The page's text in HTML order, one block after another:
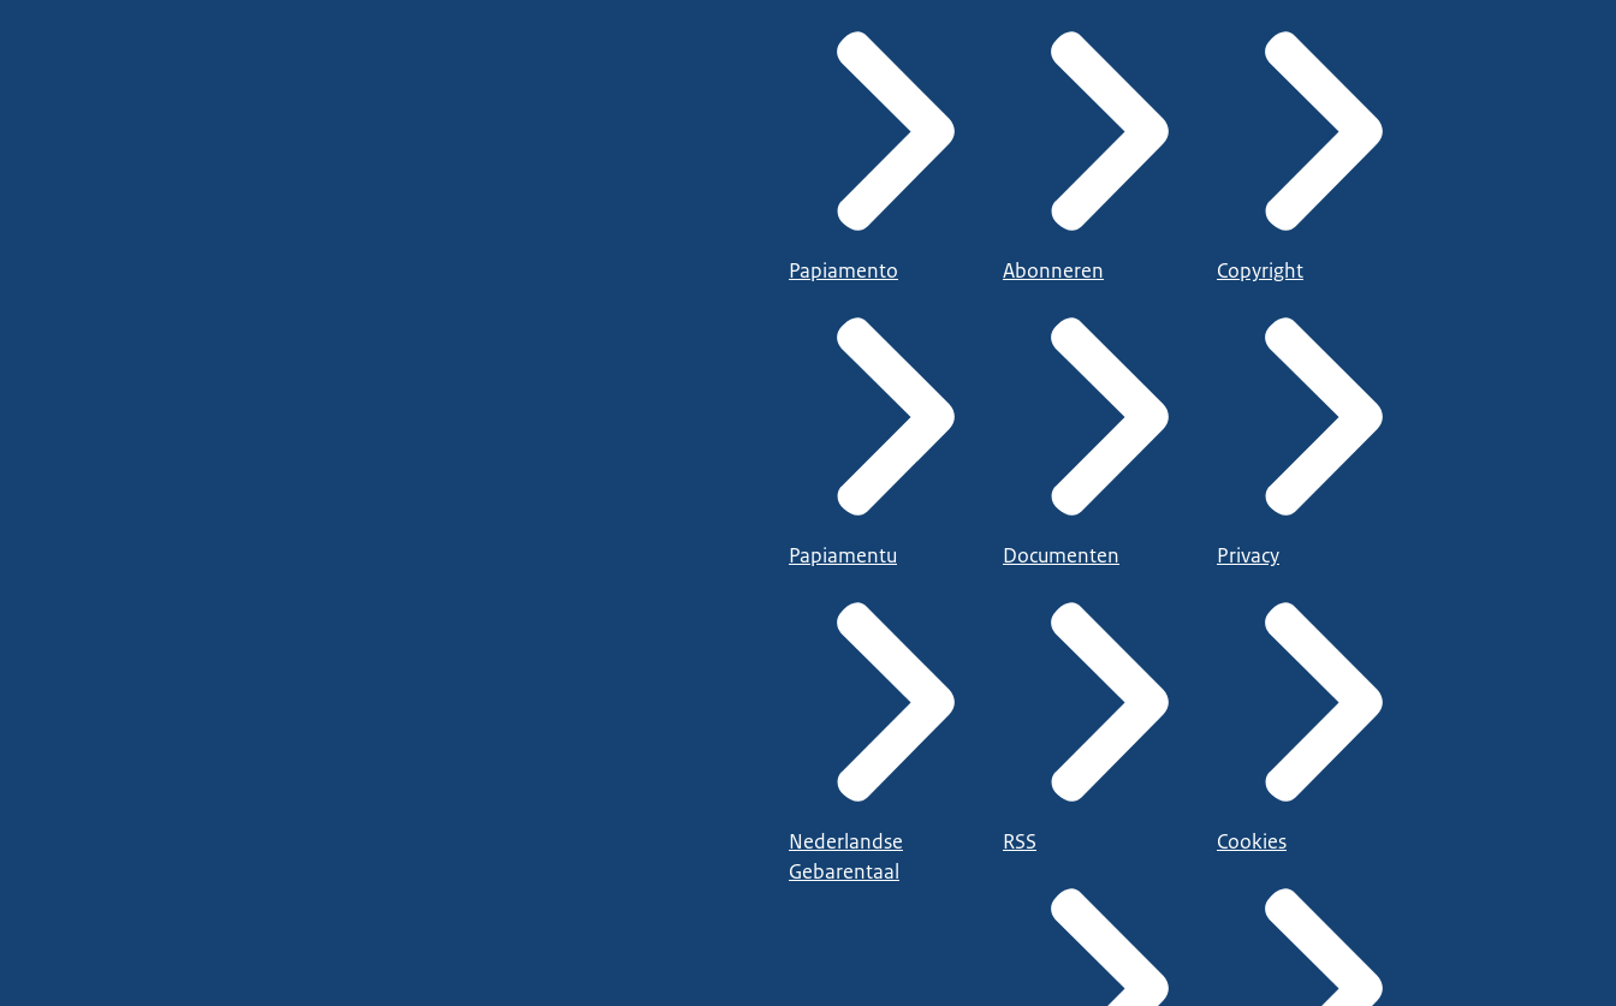
Papiamento
Papiamentu
Nederlandse
Gebarentaal
Abonneren
Documenten
RSS
Copyright
Privacy
Cookies